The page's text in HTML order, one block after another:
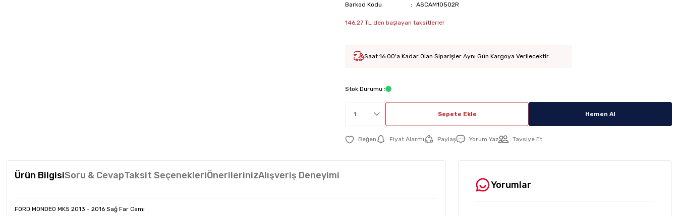
Barkod Kodu
ASCAM10502R
146,27 TL den başlayan taksitlerle!
Saat 16:00'a Kadar Olan Siparişler Aynı Gün Kargoya Verilecektir
Stok Durumu :
Sepete Ekle Hemen Al
Fiyat Alarmı Paylaş Yorum Yaz Tavsiye Et
Ürün BilgisiSoru & CevapTaksit SeçenekleriÖnerilerinizAlışveriş Deneyimi
FORD MONDEO MK5 2013 - 2016 Sağ Far Camı
Yorumlar